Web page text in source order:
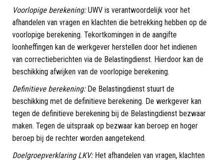
Voorlopige berekening:UWV is verantwoordelijk voor het
afhandelen van vragen en klachten die betrekking hebben op de
voorlopige berekening. Tekortkomingen in de aangifte
loonheffingen kan de werkgever herstellen door het indienen
van correctieberichten via de Belastingdienst. Hierdoor kan de
beschikking afwijken van de voorlopige berekening.
Definitieve berekening:De Belastingdienst stuurt de
beschikking met de definitieve berekening. De werkgever kan
tegen de definitieve berekening bij de Belastingdienst bezwaar
maken. Tegen de uitspraak op bezwaar kan beroep en hoger
beroep bij de rechter worden aangetekend.
Doelgroepverklaring LKV:Het afhandelen van vragen, klachten